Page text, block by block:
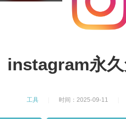
instagram永
工具 时间：2025-09-11